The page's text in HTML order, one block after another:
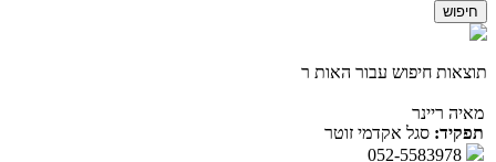
תוצאות חיפוש עבור האות ר
מאיה ריינר
תפקיד: סגל אקדמי זוטר